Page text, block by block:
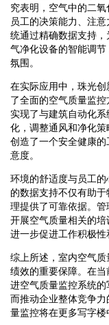
究表明，空气中的二
员工的决策能力、注
统通过精确数据支持
气净化设备的智能调
氛围。
在实际应用中，珠光
了全面的空气质量监
实现了与建筑自动化
化，调整通风和净化
创造了一个安全健康
意度。
环境的舒适度与员工
的数据支持不仅有助
理提供了可靠依据。管
开展空气质量相关的培
进一步促进工作积极性
综上所述，室内空气
绩效的重要保障。在
进空气质量监控系统
而推动企业整体竞争
量监控将在更多写字楼